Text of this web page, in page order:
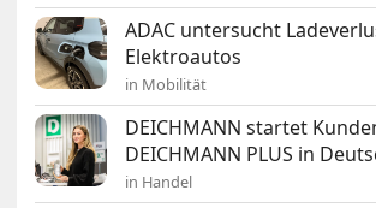
ADAC untersucht
Elektroautos
in Mobilität
DEICHMANN startet
DEICHMANN PLUS in
in Handel